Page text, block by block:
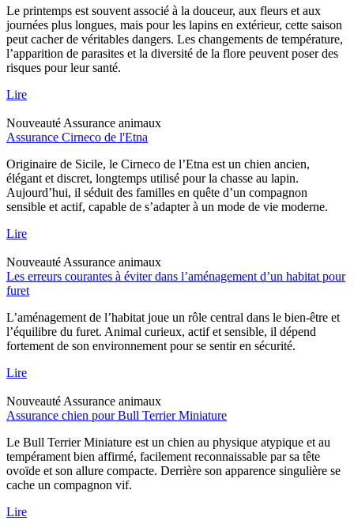
Le printemps est souvent associé à la douceur, aux fleurs et aux
journées plus longues, mais pour les lapins en extérieur, cette saison
peut cacher de véritables dangers. Les changements de température,
l’apparition de parasites et la diversité de la flore peuvent poser des
risques pour leur santé.
Lire
Nouveauté Assurance animaux
Assurance Cirneco de l'Etna
Originaire de Sicile, le Cirneco de l’Etna est un chien ancien,
élégant et discret, longtemps utilisé pour la chasse au lapin.
Aujourd’hui, il séduit des familles en quête d’un compagnon
sensible et actif, capable de s’adapter à un mode de vie moderne.
Lire
Nouveauté Assurance animaux
Les erreurs courantes à éviter dans l’aménagement d’un habitat pour
furet
L’aménagement de l’habitat joue un rôle central dans le bien-être et
l’équilibre du furet. Animal curieux, actif et sensible, il dépend
fortement de son environnement pour se sentir en sécurité.
Lire
Nouveauté Assurance animaux
Assurance chien pour Bull Terrier Miniature
Le Bull Terrier Miniature est un chien au physique atypique et au
tempérament bien affirmé, facilement reconnaissable par sa tête
ovoïde et son allure compacte. Derrière son apparence singulière se
cache un compagnon vif.
Lire